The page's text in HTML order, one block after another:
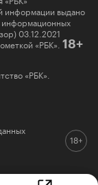
информации выдано
03.12.2021
«РБК». 18+
«РБК».